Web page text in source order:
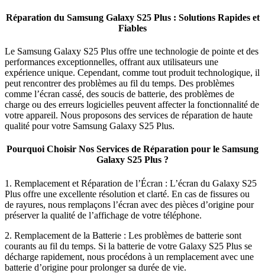
Réparation du Samsung Galaxy S25 Plus : Solutions Rapides et
Fiables
Le Samsung Galaxy S25 Plus offre une technologie de pointe et des
performances exceptionnelles, offrant aux utilisateurs une
expérience unique. Cependant, comme tout produit technologique, il
peut rencontrer des problèmes au fil du temps. Des problèmes
comme l’écran cassé, des soucis de batterie, des problèmes de
charge ou des erreurs logicielles peuvent affecter la fonctionnalité de
votre appareil. Nous proposons des services de réparation de haute
qualité pour votre Samsung Galaxy S25 Plus.
Pourquoi Choisir Nos Services de Réparation pour le Samsung
Galaxy S25 Plus ?
1. Remplacement et Réparation de l’Écran : L’écran du Galaxy S25
Plus offre une excellente résolution et clarté. En cas de fissures ou
de rayures, nous remplaçons l’écran avec des pièces d’origine pour
préserver la qualité de l’affichage de votre téléphone.
2. Remplacement de la Batterie : Les problèmes de batterie sont
courants au fil du temps. Si la batterie de votre Galaxy S25 Plus se
décharge rapidement, nous procédons à un remplacement avec une
batterie d’origine pour prolonger sa durée de vie.